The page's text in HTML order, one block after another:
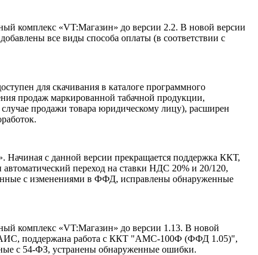
комплекс «VT:Магазин» до версии 2.2. В новой версии
все виды способа оплаты (в соответствии с
для скачивания в каталоге программного
продаж маркированной табачной продукции,
продажи товара юридическому лицу), расширен
с данной версии прекращается поддержка ККТ,
переход на ставки НДС 20% и 20/120,
с изменениями в ФФД, исправлены обнаруженные
комплекс «VT:Магазин» до версии 1.13. В новой
поддержана работа с ККТ "АМС-100Ф (ФФД 1.05)",
с 54-ФЗ, устранены обнаруженные ошибки.